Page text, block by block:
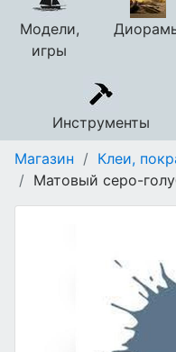
Модели,
игры
Инструменты
Магазин / Клеи,
/ Матовый серо-